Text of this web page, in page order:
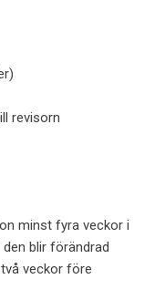
revisorn
minst fyra veckor i
blir förändrad
veckor före